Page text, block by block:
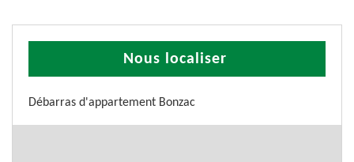
Nous localiser
Débarras d'appartement Bonzac